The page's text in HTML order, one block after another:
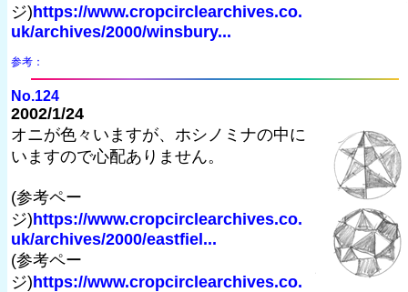
ジ) https://www.cropcirclearchives.co.
uk/archives/2000/winsbury...
参考：
No.124
2002/1/24
オニが色々いますが、ホシノミナの中に
いますので心配ありません。
(参考ペー
ジ) https://www.cropcirclearchives.co.
uk/archives/2000/eastfiel...
(参考ペー
ジ) https://www.cropcirclearchives.co.